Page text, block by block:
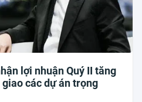
lợi nhuận Quý II tăng
giao các dự án trọng